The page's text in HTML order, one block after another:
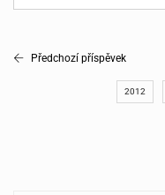
Předchozí příspěvek
2012